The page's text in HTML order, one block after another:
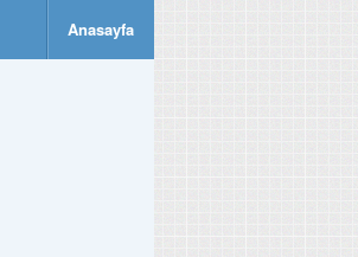
Anasayfa